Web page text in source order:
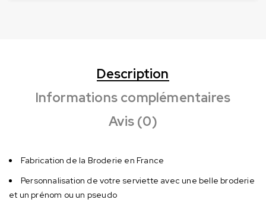
Description
Informations complémentaires
Avis (0)
Fabrication de la Broderie en France
Personnalisation de votre serviette avec une belle broderie
et un prénom ou un pseudo